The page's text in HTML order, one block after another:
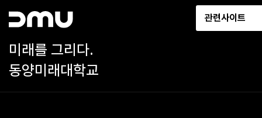
미래를 그리다.
동양미래대학교
관련사이트